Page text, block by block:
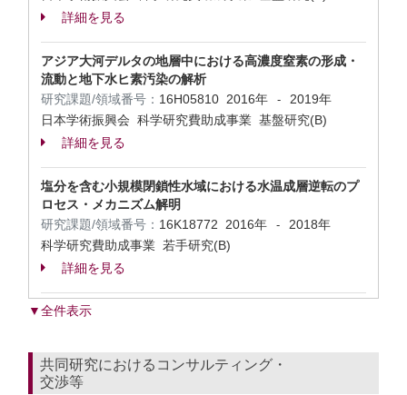
詳細を見る
アジア大河デルタの地層中における高濃度窒素の形成・
流動と地下水ヒ素汚染の解析
研究課題/領域番号： 16H05810 2016年 -
2019年
日本学術振興会 科学研究費助成事業 基盤研究(B)
詳細を見る
塩分を含む小規模閉鎖性水域における水温成層逆転のプ
ロセス・メカニズム解明
研究課題/領域番号： 16K18772 2016年 -
2018年
科学研究費助成事業 若手研究(B)
詳細を見る
▼全件表示
共同研究におけるコンサルティング・
交渉等